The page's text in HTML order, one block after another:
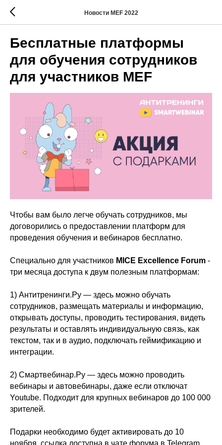
Новости MEF 2022
Бесплатные платформы
для обучения сотрудников
для участников MEF
Чтобы вам было легче обучать сотрудников, мы
договорились о предоставлении платформ для
проведения обучения и вебинаров бесплатно.
Специально для участников MICE Excellence Forum -
три месяца доступа к двум полезным платформам:
1) Антитренинги.Ру — здесь можно обучать
сотрудников, размещать материалы и информацию,
открывать доступы, проводить тестирования, видеть
результаты и оставлять индивидуальную связь, как
текстом, так и в аудио, подключать геймификацию и
интеграции.
2) Смартвебинар.Ру — здесь можно проводить
вебинары и автовебинары, даже если отключат
Youtube. Подходит для крупных вебинаров до 100 000
зрителей.
Подарки необходимо будет активировать до 10